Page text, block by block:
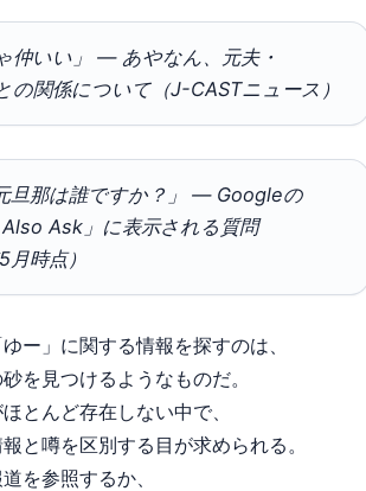
仲いい」 — あやなん、元夫・
の関係について（J-CASTニュース）
旦那は誰ですか？」 — Googleの
Also Ask」に表示される質問
月時点）
ー」に関する情報を探すのは、
を見つけるようなものだ。
とんど存在しない中で、
と噂を区別する目が求められる。
を参照するか、